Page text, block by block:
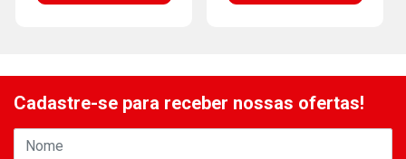
Cadastre-se para receber nossas ofertas!